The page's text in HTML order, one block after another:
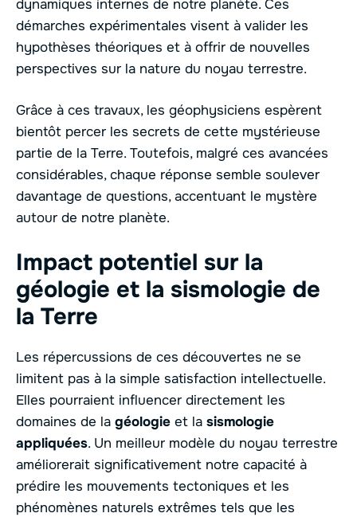
dynamiques internes de notre planète. Ces
démarches expérimentales visent à valider les
hypothèses théoriques et à offrir de nouvelles
perspectives sur la nature du noyau terrestre.
Grâce à ces travaux, les géophysiciens espèrent
bientôt percer les secrets de cette mystérieuse
partie de la Terre. Toutefois, malgré ces avancées
considérables, chaque réponse semble soulever
davantage de questions, accentuant le mystère
autour de notre planète.
Impact potentiel sur la
géologie et la sismologie de
la Terre
Les répercussions de ces découvertes ne se
limitent pas à la simple satisfaction intellectuelle.
Elles pourraient influencer directement les
domaines de la géologie et la sismologie
appliquées. Un meilleur modèle du noyau terrestre
améliorerait significativement notre capacité à
prédire les mouvements tectoniques et les
phénomènes naturels extrêmes tels que les